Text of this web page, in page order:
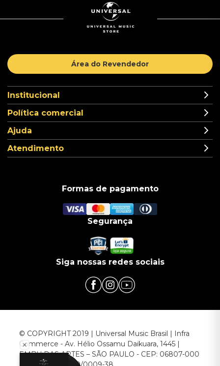
Área do Revendedor
Institucional
Política comercial
Ajuda
Atendimento
Formas de pagamento
Segurança
Siga nossas redes sociais
© COPYRIGHT 2019 | Universal Music Brasil | Infra
Commerce - Av. Hélio Ossamu Daikuara, 1445 |
EMBU DAS ARTES – SÃO PAULO - CEP: 06807-000